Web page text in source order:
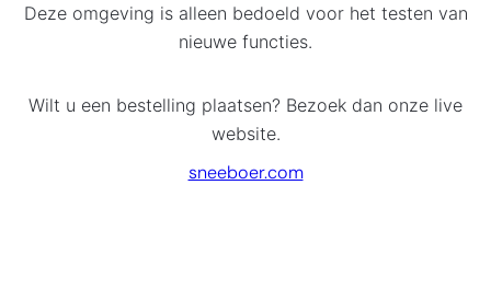
Deze omgeving is alleen bedoeld voor het testen van
nieuwe functies.
Wilt u een bestelling plaatsen? Bezoek dan onze live
website.
sneeboer.com